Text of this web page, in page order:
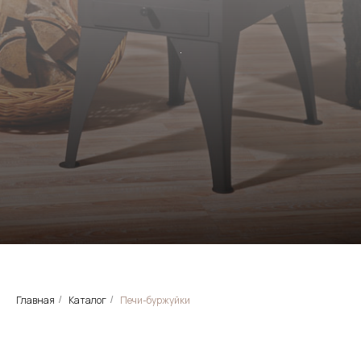
.
Главная / Каталог / Печи-буржуйки